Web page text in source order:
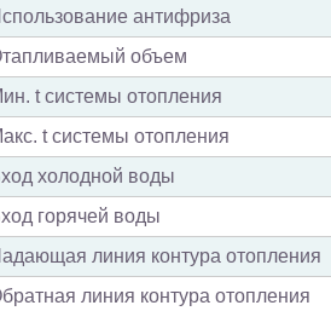
антифриза
объем
t системы отопления
t системы отопления
холодной воды
горячей воды
линия контура отопления
линия контура отопления